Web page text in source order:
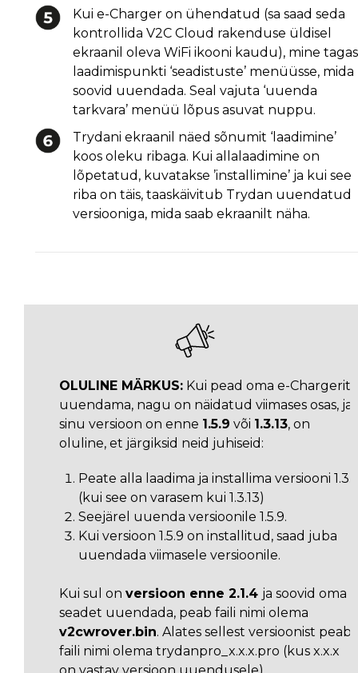
Kui e-Charger on ühendatud (sa saad seda
kontrollida V2C Cloud rakenduse üldisel
ekraanil oleva WiFi ikooni kaudu), mine
laadimispunkti ‘seadistuste’ menüüsse, mida
soovid uuendada. Seal vajuta ‘uuenda
tarkvara’ menüü lõpus asuvat nuppu.
Trydani ekraanil näed sõnumit ‘laadimine’
koos oleku ribaga. Kui allalaadimine on
lõpetatud, kuvatakse ’installimine’ ja kui see
riba on täis, taaskäivitub Trydan uuendatud
versiooniga, mida saab ekraanilt näha.
OLULINE MÄRKUS: Kui pead oma e-Chargerit
uuendama, nagu on näidatud viimases osas, ja
sinu versioon on enne 1.5.9 või 1.3.13, on
oluline, et järgiksid neid juhiseid:
Peate alla laadima ja installima versiooni
(kui see on varasem kui 1.3.13)
Seejärel uuenda versioonile 1.5.9.
Kui versioon 1.5.9 on installitud, saad juba
uuendada viimasele versioonile.
Kui sul on versioon enne 2.1.4 ja soovid oma
seadet uuendada, peab faili nimi olema
v2cwrover.bin. Alates sellest versioonist peab
faili nimi olema trydanpro_x.x.x.pro (kus x.x.x